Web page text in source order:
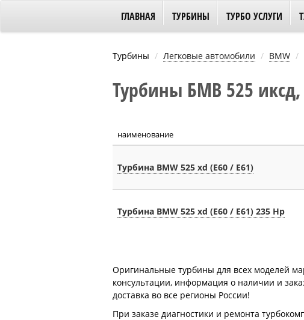
ГЛАВНАЯ ТУРБИНЫ ТУРБО УСЛУГИ
Турбины Легковые автомобили BMW
Турбины БМВ 525 иксд,
наименование
Турбина BMW 525 xd (E60 / E61)
Турбина BMW 525 xd (E60 / E61) 235 Hp
Оригинальные турбины для всех моделей
консультации, информация о наличии и
доставка во все регионы России!
При заказе диагностики и ремонта